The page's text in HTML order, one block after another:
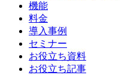
機能
料金
導入事例
セミナー
お役立ち資料
お役立ち記事